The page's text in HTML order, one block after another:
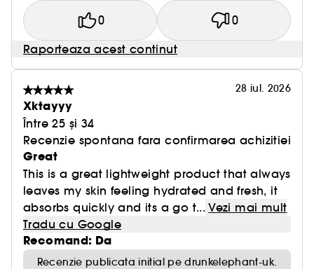
0 0
Raporteaza acest continut
28 iul. 2026
Xktayyy
Între 25 și 34
Recenzie spontana fara confirmarea achizitiei
Great
This is a great lightweight product that always
leaves my skin feeling hydrated and fresh, it
absorbs quickly and its a go t... Vezi mai mult
Tradu cu Google
Recomand: Da
Recenzie publicata initial pe drunkelephant-uk.